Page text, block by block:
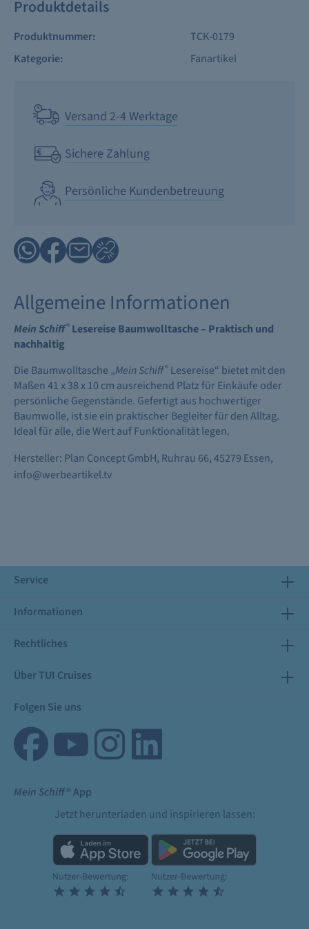
Produktdetails
Produktnummer:
TCK-0179
Kategorie:
Fanartikel
Versand 2-4 Werktage
Sichere Zahlung
Persönliche Kundenbetreuung
Allgemeine Informationen
Mein Schiff® Lesereise Baumwolltasche – Praktisch und
nachhaltig
Die Baumwolltasche „Mein Schiff® Lesereise“ bietet mit den
Maßen 41 x 38 x 10 cm ausreichend Platz für Einkäufe oder
persönliche Gegenstände. Gefertigt aus hochwertiger
Baumwolle, ist sie ein praktischer Begleiter für den Alltag.
Ideal für alle, die Wert auf Funktionalität legen.
Hersteller: Plan Concept GmbH, Ruhrau 66, 45279 Essen,
info@werbeartikel.tv
Service
Informationen
Rechtliches
Über TUI Cruises
Folgen Sie uns
Mein Schiff® App
Jetzt herunterladen und inspirieren lassen: